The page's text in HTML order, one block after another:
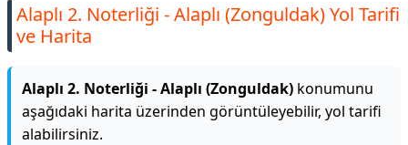
Alaplı 2. Noterliği - Alaplı (Zonguldak) Yol Tarifi
ve Harita
Alaplı 2. Noterliği - Alaplı (Zonguldak) konumunu
aşağıdaki harita üzerinden görüntüleyebilir, yol tarifi
alabilirsiniz.